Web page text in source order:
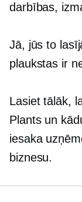
darbības,
Jā, jūs to
plaukstas ir
Lasiet tālāk,
Plants un
iesaka
biznesu.